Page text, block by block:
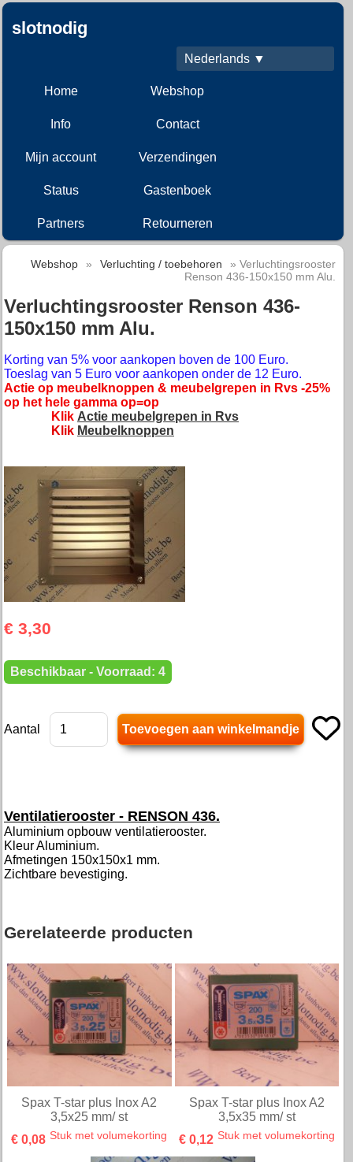
slotnodig
Nederlands ▼
Home Webshop
Info Contact
Mijn account Verzendingen
Status Gastenboek
Partners Retourneren
Webshop » Verluchting / toebehoren
» Verluchtingsrooster
Renson 436-150x150 mm Alu.
Verluchtingsrooster Renson 436-
150x150 mm Alu.
Korting van 5% voor aankopen boven de 100 Euro.
Toeslag van 5 Euro voor aankopen onder de 12 Euro.
Actie op meubelknoppen & meubelgrepen in Rvs -25%
op het hele gamma op=op
Klik Actie meubelgrepen in Rvs
Klik Meubelknoppen
€ 3,30
Beschikbaar - Voorraad: 4
Aantal
Ventilatierooster - RENSON 436.
Aluminium opbouw ventilatierooster.
Kleur Aluminium.
Afmetingen 150x150x1 mm.
Zichtbare bevestiging.
Gerelateerde producten
Spax T-star plus Inox A2
3,5x25 mm/ st
€ 0,08 Stuk met volumekorting
Spax T-star plus Inox A2
3,5x35 mm/ st
€ 0,12 Stuk met volumekorting